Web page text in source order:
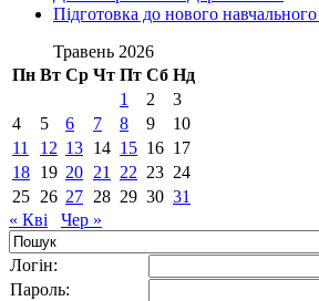
Підготовка до нового
Травень 2026
Пн Вт Ср Чт Пт Сб Нд
1
2
3
4
5 6 7 8 9
10
11
12 13 14 15 16 17
18 19 20 21 22 23 24
25 26 27 28 29 30 31
« Кві
Чер »
Логiн:
Пароль: